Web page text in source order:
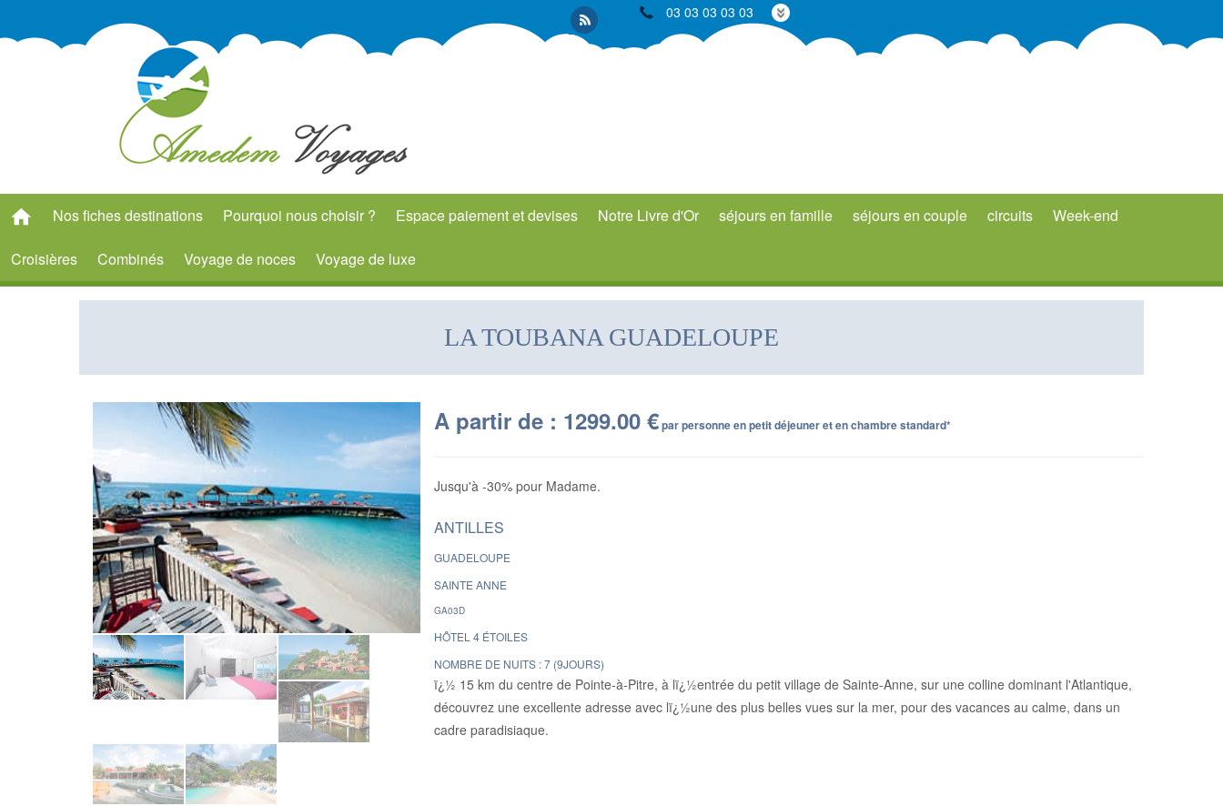
03 03 03 03 03
Nos fiches destinations Pourquoi nous choisir ? Espace paiement et devises Notre Livre d'Or séjours en famille séjours en couple circuits Week-end
Croisières Combinés Voyage de noces Voyage de luxe
LA TOUBANA GUADELOUPE
A partir de : 1299.00 €par personne en petit déjeuner et en chambre standard*
Jusqu'à -30% pour Madame.
ANTILLES
GUADELOUPE
SAINTE ANNE
GA03D
HÔTEL 4 ÉTOILES
NOMBRE DE NUITS : 7 (9JOURS)
ï¿½ 15 km du centre de Pointe-à-Pitre, à lï¿½entrée du petit village de Sainte-Anne, sur une colline dominant l'Atlantique,
découvrez une excellente adresse avec lï¿½une des plus belles vues sur la mer, pour des vacances au calme, dans un
cadre paradisiaque.